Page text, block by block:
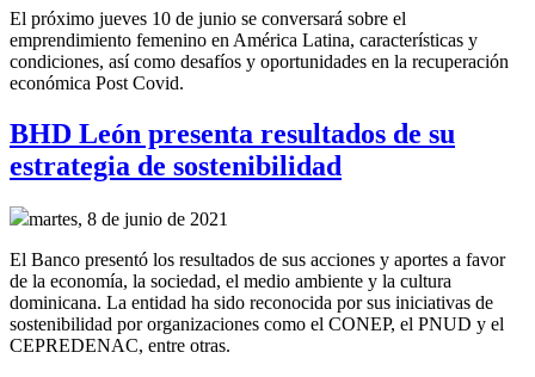
El próximo jueves 10 de junio se conversará sobre el
emprendimiento femenino en América Latina, características y
condiciones, así como desafíos y oportunidades en la recuperación
económica Post Covid.
BHD León presenta resultados de su
estrategia de sostenibilidad
martes, 8 de junio de 2021
El Banco presentó los resultados de sus acciones y aportes a favor
de la economía, la sociedad, el medio ambiente y la cultura
dominicana. La entidad ha sido reconocida por sus iniciativas de
sostenibilidad por organizaciones como el CONEP, el PNUD y el
CEPREDENAC, entre otras.